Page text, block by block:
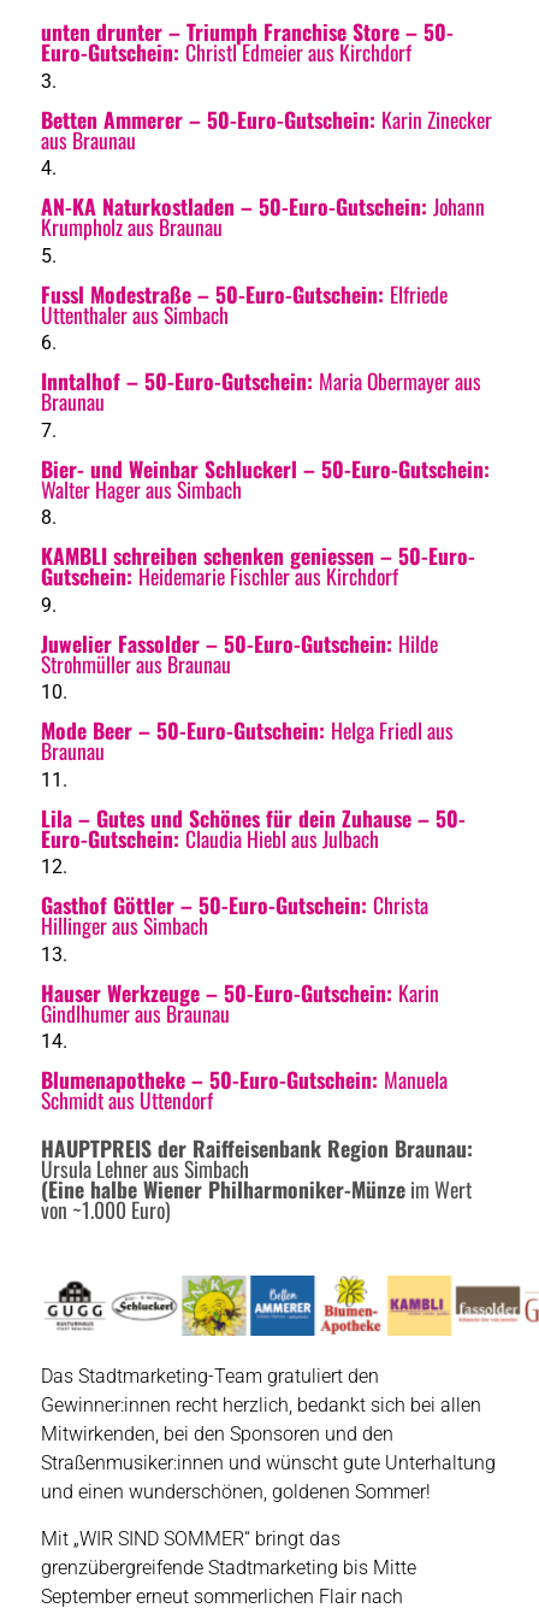
unten drunter – Triumph Franchise Store – 50-
Euro-Gutschein: Christl Edmeier aus Kirchdorf
Betten Ammerer– 50-Euro-Gutschein: Karin Zinecker
aus Braunau
AN-KA Naturkostladen– 50-Euro-Gutschein: Johann
Krumpholz aus Braunau
Fussl Modestraße– 50-Euro-Gutschein: Elfriede
Uttenthaler aus Simbach
Inntalhof– 50-Euro-Gutschein: Maria Obermayer aus
Braunau
Bier- und Weinbar Schluckerl – 50-Euro-Gutschein:
Walter Hager aus Simbach
KAMBLI schreiben schenken geniessen– 50-Euro-
Gutschein:Heidemarie Fischler aus Kirchdorf
Juwelier Fassolder – 50-Euro-Gutschein: Hilde
Strohmüller aus Braunau
Mode Beer– 50-Euro-Gutschein: Helga Friedl aus
Braunau
Lila – Gutes und Schönes für dein Zuhause– 50-
Euro-Gutschein:Claudia Hiebl aus Julbach
Gasthof Göttler– 50-Euro-Gutschein: Christa
Hillinger aus Simbach
Hauser Werkzeuge– 50-Euro-Gutschein: Karin
Gindlhumer aus Braunau
Blumenapotheke– 50-Euro-Gutschein: Manuela
Schmidt aus Uttendorf
HAUPTPREIS der Raiffeisenbank Region Braunau:
Ursula Lehner aus Simbach
(Eine halbe Wiener Philharmoniker-Münzeim Wert
von ~1.000 Euro)
Das Stadtmarketing-Team gratuliert den
Gewinner:innen recht herzlich, bedankt sich bei allen
Mitwirkenden, bei den Sponsoren und den
Straßenmusiker:innen und wünscht gute Unterhaltung
und einen wunderschönen, goldenen Sommer!
Mit „WIR SIND SOMMER“ bringt das
grenzübergreifende Stadtmarketing bis Mitte
September erneut sommerlichen Flair nach